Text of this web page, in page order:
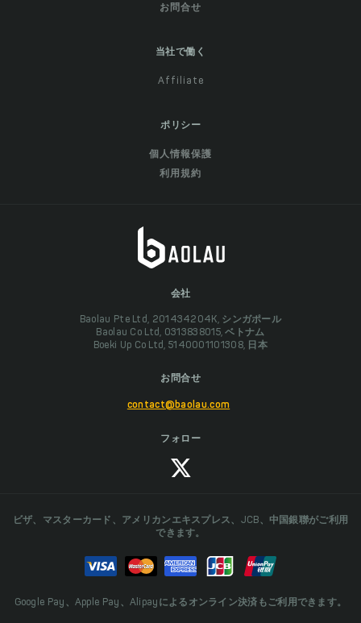
お問合せ
当社で働く
Affiliate
ポリシー
個人情報保護
利用規約
会社
Baolau Pte Ltd, 201434204K, シンガポール
Baolau Co Ltd, 0313838015, ベトナム
Boeki Up Co Ltd, 5140001101308, 日本
お問合せ
contact@baolau.com
フォロー
ビザ、マスターカード、アメリカンエキスプレス、JCB、中国銀聯がご利用
できます。
Google Pay、Apple Pay、Alipayによるオンライン決済もご利用できます。